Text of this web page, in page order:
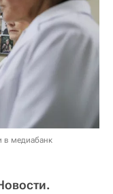
в медиабанк